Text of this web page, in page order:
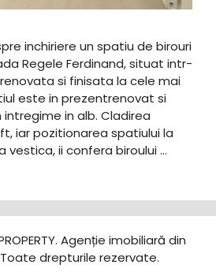
inchiriere un spatiu de birouri
Regele Ferdinand, situat intr-
si finisata la cele mai
este in prezentrenovat si
in alb. Cladirea
iar pozitionarea spatiului la
vestica, ii confera biroului …
Agenție imobiliară din
drepturile rezervate.